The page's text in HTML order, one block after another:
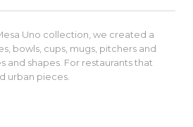
Uno collection, we created a
bowls, cups, mugs, pitchers and
and shapes. For restaurants that
urban pieces.